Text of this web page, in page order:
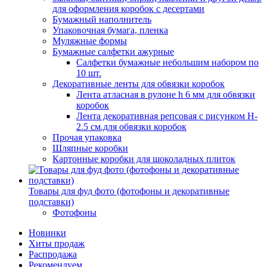
для оформления коробок с десертами
Бумажный наполнитель
Упаковочная бумага, пленка
Муляжные формы
Бумажные салфетки ажурные
Салфетки бумажные небольшим набором по
10 шт.
Декоративные ленты для обвязки коробок
Лента атласная в рулоне h 6 мм для обвязки
коробок
Лента декоративная репсовая с рисунком H-
2.5 см.для обвязки коробок
Прочая упаковка
Шляпные коробки
Картонные коробки для шоколадных плиток
Товары для фуд фото (фотофоны и декоративные
подставки)
Фотофоны
Новинки
Хиты продаж
Распродажа
Рекомендуем